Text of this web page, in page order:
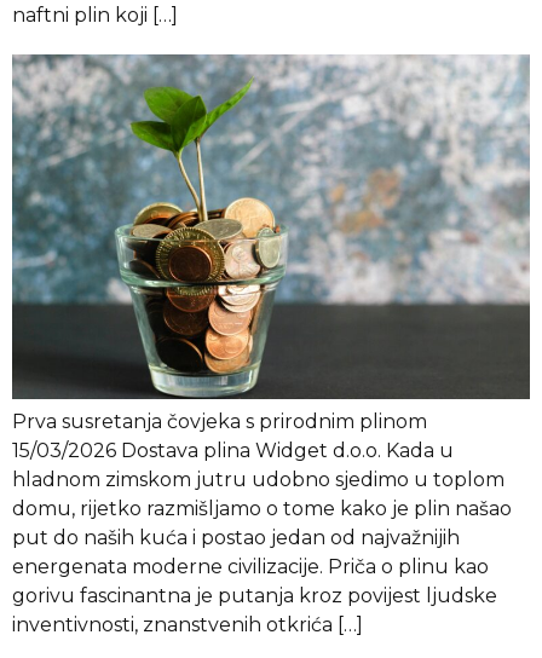
naftni plin koji […]
Prva susretanja čovjeka s prirodnim plinom
15/03/2026 Dostava plina Widget d.o.o. Kada u
hladnom zimskom jutru udobno sjedimo u toplom
domu, rijetko razmišljamo o tome kako je plin našao
put do naših kuća i postao jedan od najvažnijih
energenata moderne civilizacije. Priča o plinu kao
gorivu fascinantna je putanja kroz povijest ljudske
inventivnosti, znanstvenih otkrića […]